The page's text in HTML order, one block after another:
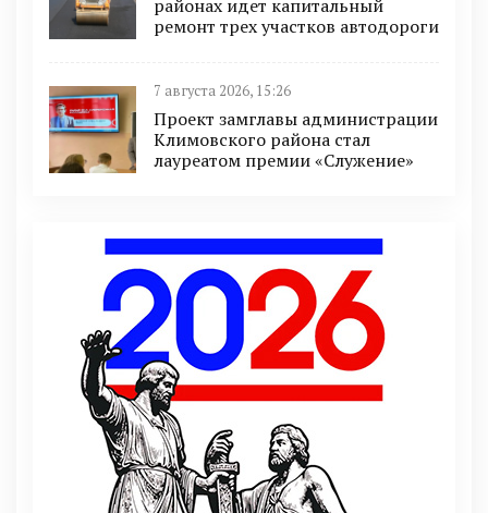
районах идет капитальный
ремонт трех участков автодороги
7 августа 2026, 15:26
Проект замглавы администрации
Климовского района стал
лауреатом премии «Служение»